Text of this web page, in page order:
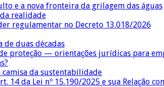
e a nova fronteira da grilagem das águas
realidade
regulamentar no Decreto 13.018/2026
de duas décadas
proteção — orientações jurídicas para
da sustentabilidade
da Lei nº 15.190/2025 e sua Relação